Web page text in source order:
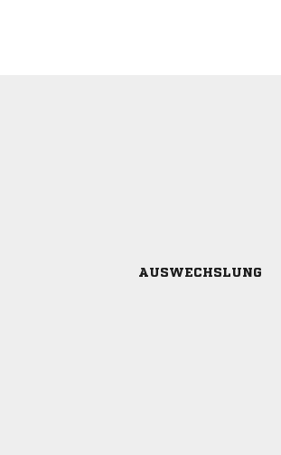
AUSWECHSLUNG